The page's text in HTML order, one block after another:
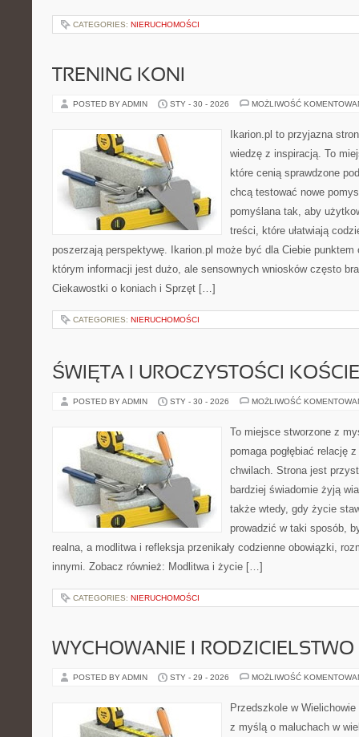
CATEGORIES: NIERUCHOMOŚCI
TRENING KONI
POSTED BY ADMIN STY - 30 - 2026 MOŻLIWOŚĆ
Ikarion.pl to przyjazna
wiedzę z inspiracją. To
które cenią sprawdzone
chcą testować nowe
pomyślana tak, aby
treści, które ułatwiają
poszerzają perspektywę. Ikarion.pl może być dla Ciebie punktem
którym informacji jest dużo, ale sensownych wniosków często
Ciekawostki o koniach i Sprzęt […]
CATEGORIES: NIERUCHOMOŚCI
ŚWIĘTA I UROCZYSTOŚCI
POSTED BY ADMIN STY - 30 - 2026 MOŻLIWOŚĆ
To miejsce stworzone z
pomaga pogłębiać relację
chwilach. Strona jest
bardziej świadomie żyją
także wtedy, gdy życie
prowadzić w taki sposób,
realna, a modlitwa i refleksja przenikały codzienne obowiązki,
innymi. Zobacz również: Modlitwa i życie […]
CATEGORIES: NIERUCHOMOŚCI
WYCHOWANIE I RODZICIELSTWO
POSTED BY ADMIN STY - 29 - 2026 MOŻLIWOŚĆ
Przedszkole w
z myślą o maluchach w